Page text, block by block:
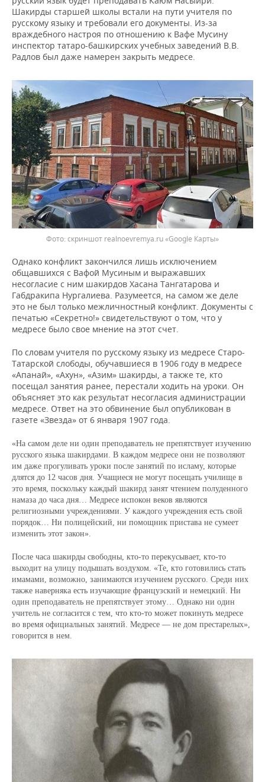
Шакирды старшей школы встали на пути учителя по
русскому языку и требовали его документы. Из-за
враждебного настроя по отношению к Вафе Мусину
инспектор татаро-башкирских учебных заведений В.В.
Радлов был даже намерен закрыть медресе.
скриншот realnoevremya.ru «Google Карты»
Однако конфликт закончился лишь исключением
общавшихся с Вафой Мусиным и выражавших
несогласие с ним шакирдов Хасана Тангатарова и
Габдракипа Нургалиева. Разумеется, на самом же деле
это не был только межличностный конфликт. Документы с
печатью «Секретно!» свидетельствуют о том, что у
медресе было свое мнение на этот счет.
По словам учителя по русскому языку из медресе Старо-
Татарской слободы, обучавшиеся в 1906 году в медресе
«Апанай», «Ахун», «Азим» шакирды, а также те, кто
посещал занятия ранее, перестали ходить на уроки. Он
объясняет это как результат несогласия администрации
медресе. Ответ на это обвинение был опубликован в
газете «Звезда» от 6 января 1907 года.
«На самом деле ни один преподаватель не препятствует изучению
русского языка шакирдами. В каждом медресе они не позволяют
им даже прогуливать уроки после занятий по исламу, которые
длятся до 12 часов дня. Учащиеся не могут посещать училище в
это время, поскольку каждый шакирд занят чтением полуденного
намаза до часа дня… Медресе испокон веков являются
религиозными учреждениями. У каждого учреждения есть свой
порядок… Ни полицейский, ни помощник пристава не сумеет
изменить этот закон».
После часа шакирды свободны, кто-то перекусывает, кто-то
выходит на улицу подышать воздухом. «Те, кто готовились стать
имамами, возможно, занимаются изучением русского. Среди них
также наверняка есть изучающие французский и немецкий. Ни
один преподаватель не препятствует этому… Однако ни один
учитель не согласится с тем, что кто-то может покинуть медресе
во время официальных занятий. Медресе — не дом престарелых»,
говорится в нем.